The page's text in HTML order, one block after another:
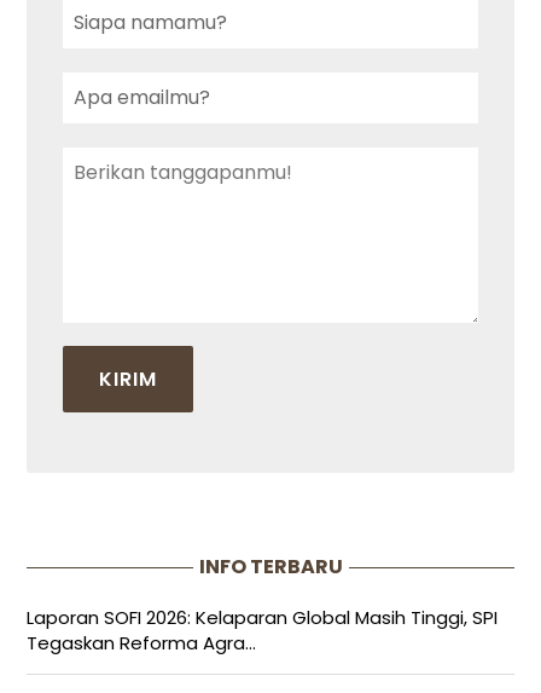
INFO TERBARU
Laporan SOFI 2026: Kelaparan Global Masih Tinggi, SPI
Tegaskan Reforma Agra...